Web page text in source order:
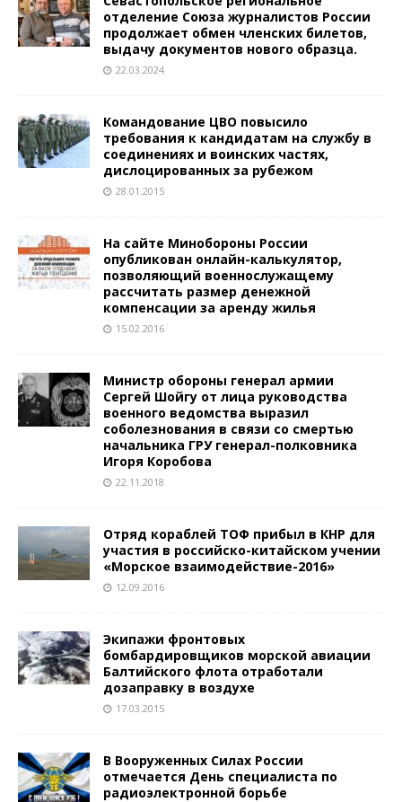
отделение Союза журналистов России
продолжает обмен членских билетов,
выдачу документов нового образца.
22.03.2024
Командование ЦВО повысило
требования к кандидатам на службу в
соединениях и воинских частях,
дислоцированных за рубежом
28.01.2015
На сайте Минобороны России
опубликован онлайн-калькулятор,
позволяющий военнослужащему
рассчитать размер денежной
компенсации за аренду жилья
15.02.2016
Министр обороны генерал армии
Сергей Шойгу от лица руководства
военного ведомства выразил
соболезнования в связи со смертью
начальника ГРУ генерал-полковника
Игоря Коробова
22.11.2018
Отряд кораблей ТОФ прибыл в КНР для
участия в российско-китайском учении
«Морское взаимодействие-2016»
12.09.2016
Экипажи фронтовых
бомбардировщиков морской авиации
Балтийского флота отработали
дозаправку в воздухе
17.03.2015
В Вооруженных Силах России
отмечается День специалиста по
радиоэлектронной борьбе